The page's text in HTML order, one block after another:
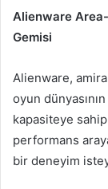
Alienware
Gemisi
Alienware,
oyun
kapasiteye
performans
bir deneyim